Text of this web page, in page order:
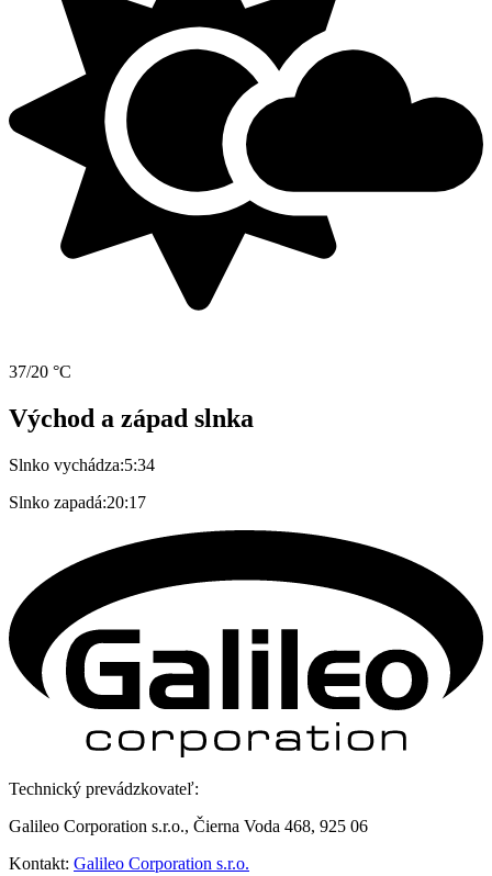
37/20 °C
Východ a západ slnka
Slnko vychádza:5:34
Slnko zapadá:20:17
Technický prevádzkovateľ:
Galileo Corporation s.r.o., Čierna Voda 468, 925 06
Kontakt: Galileo Corporation s.r.o.